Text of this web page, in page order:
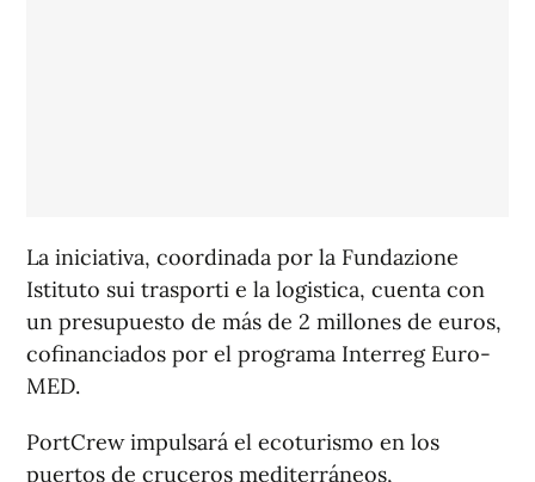
La iniciativa, coordinada por la Fundazione
Istituto sui trasporti e la logistica, cuenta con
un presupuesto de más de 2 millones de euros,
cofinanciados por el programa Interreg Euro-
MED.
PortCrew impulsará el ecoturismo en los
puertos de cruceros mediterráneos,